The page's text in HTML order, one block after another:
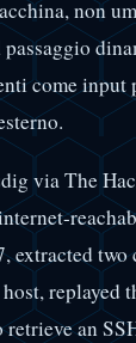
non
come input
via The
extracted
replayed
retrieve an